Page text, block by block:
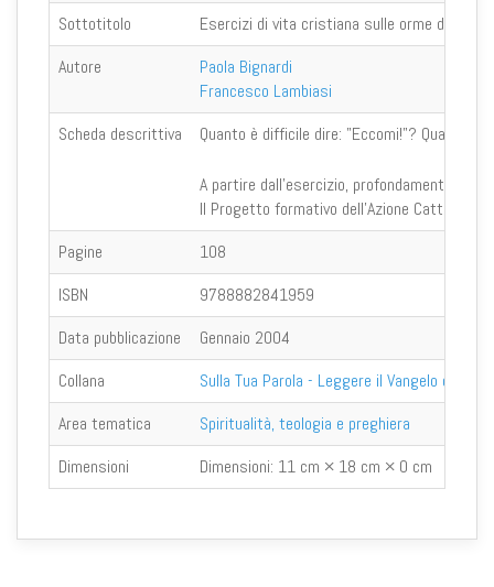
Sottotitolo
Esercizi di vita cristiana sulle orme di Maria
Autore
Paola Bignardi
Francesco Lambiasi
Scheda descrittiva
Quanto è difficile dire: "Eccomi!"? Quanta
A partire dall’esercizio, profondamente
Il Progetto formativo dell’Azione Cattolica
Pagine
108
ISBN
9788882841959
Data pubblicazione
Gennaio 2004
Collana
Sulla Tua Parola - Leggere il Vangelo oggi
Area tematica
Spiritualità, teologia e preghiera
Dimensioni
Dimensioni: 11 cm × 18 cm × 0 cm